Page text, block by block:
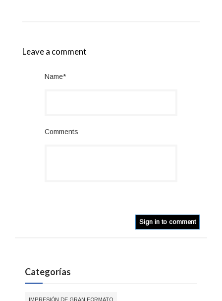
Leave a comment
Name*
Comments
Sign in to comment
Categorías
IMPRESIÓN DE GRAN FORMATO